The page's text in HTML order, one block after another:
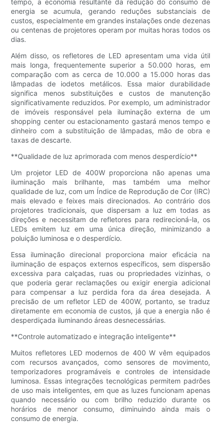
energia se acumula, gerando reduções substanciais de
custos, especialmente em grandes instalações onde dezenas
ou centenas de projetores operam por muitas horas todos os
dias.
Além disso, os refletores de LED apresentam uma vida útil
mais longa, frequentemente superior a 50.000 horas, em
comparação com as cerca de 10.000 a 15.000 horas das
lâmpadas de iodetos metálicos. Essa maior durabilidade
significa menos substituições e custos de manutenção
significativamente reduzidos. Por exemplo, um administrador
de imóveis responsável pela iluminação externa de um
shopping center ou estacionamento gastará menos tempo e
dinheiro com a substituição de lâmpadas, mão de obra e
taxas de descarte.
**Qualidade de luz aprimorada com menos desperdício**
Um projetor LED de 400W proporciona não apenas uma
iluminação mais brilhante, mas também uma melhor
qualidade de luz, com um Índice de Reprodução de Cor (IRC)
mais elevado e feixes mais direcionados. Ao contrário dos
projetores tradicionais, que dispersam a luz em todas as
direções e necessitam de refletores para redirecioná-la, os
LEDs emitem luz em uma única direção, minimizando a
poluição luminosa e o desperdício.
Essa iluminação direcional proporciona maior eficácia na
iluminação de espaços externos específicos, sem dispersão
excessiva para calçadas, ruas ou propriedades vizinhas, o
que poderia gerar reclamações ou exigir energia adicional
para compensar a luz perdida fora da área desejada. A
precisão de um refletor LED de 400W, portanto, se traduz
diretamente em economia de custos, já que a energia não é
desperdiçada iluminando áreas desnecessárias.
**Controle automatizado e integração inteligente**
Muitos refletores LED modernos de 400 W vêm equipados
com recursos avançados, como sensores de movimento,
temporizadores programáveis ​​e controles de intensidade
luminosa. Essas integrações tecnológicas permitem padrões
de uso mais inteligentes, em que as luzes funcionam apenas
quando necessário ou com brilho reduzido durante os
horários de menor consumo, diminuindo ainda mais o
consumo de energia.